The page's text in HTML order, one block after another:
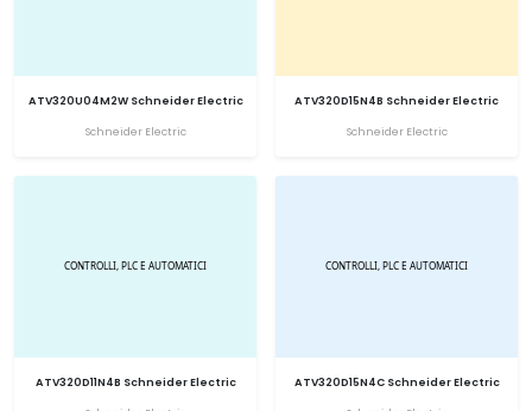
ATV320U04M2W Schneider Electric
Schneider Electric
ATV320D15N4B Schneider Electric
Schneider Electric
ATV320D11N4B Schneider Electric
ATV320D15N4C Schneider Electric